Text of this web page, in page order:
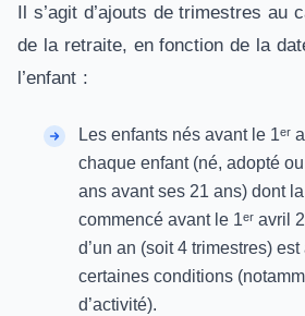
Il s’agit d’ajouts de trimestres au
de la retraite, en fonction de la
l’enfant :
Les enfants nés avant le 1ᵉʳ
chaque enfant (né, adopté
ans avant ses 21 ans) dont
commencé avant le 1ᵉʳ avril
d’un an (soit 4 trimestres)
certaines conditions
d’activité).